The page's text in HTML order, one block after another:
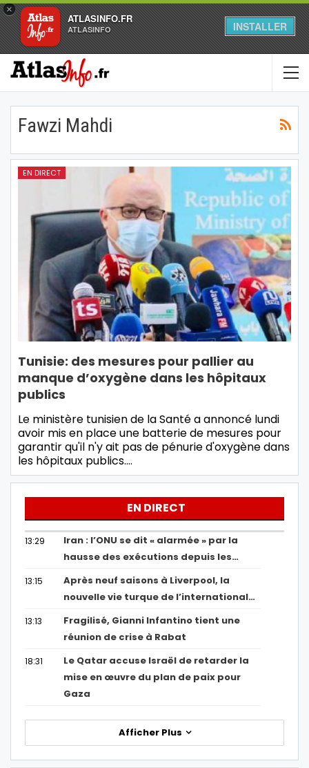
×
ATLASINFO.FR
ATLASINFO INSTALLER
Fawzi Mahdi
EN DIRECT
Tunisie: des mesures pour pallier au
manque d’oxygène dans les hôpitaux
publics
Le ministère tunisien de la Santé a annoncé lundi
avoir mis en place une batterie de mesures pour
garantir qu'il n'y ait pas de pénurie d'oxygène dans
les hôpitaux publics.…
EN DIRECT
13:29
Iran : l’ONU se dit « alarmée » par la
hausse des exécutions depuis les…
13:15
Après neuf saisons à Liverpool, la
nouvelle vie turque de l’international…
13:13
Fragilisé, Gianni Infantino tient une
réunion de crise à Rabat
18:31
Le Qatar accuse Israël de retarder la
mise en œuvre du plan de paix pour
Gaza
Afficher Plus